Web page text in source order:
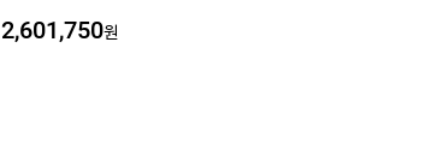
2,601,750원